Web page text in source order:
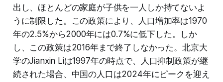
出し、ほとんどの家庭が子供を一人しか持てないよ
うに制限した。この政策により、人口増加率は1970
年の2.5%から2000年には0.7%に低下した。しか
し、この政策は2016年まで終了しなかった。北京大
学のJianxin Liは1997年の時点で、人口抑制政策が継
続された場合、中国の人口は2024年にピークを迎え